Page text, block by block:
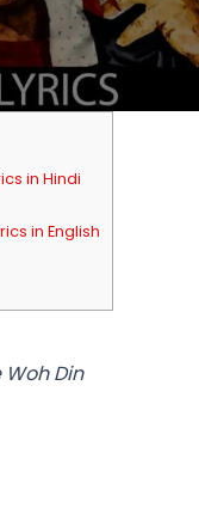
in Hindi
in English
Din